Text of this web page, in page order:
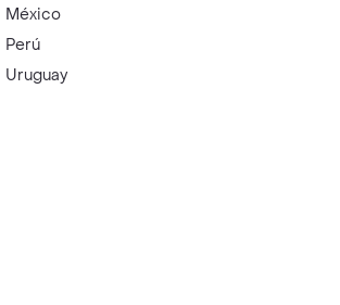
México
Perú
Uruguay